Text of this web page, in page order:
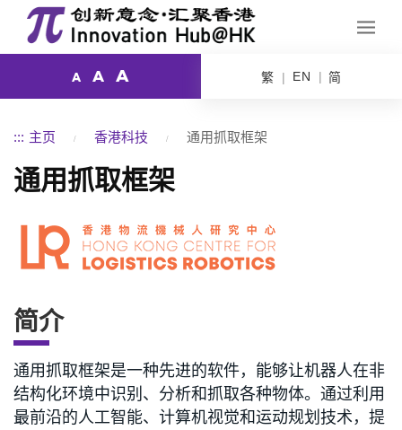
A A A 繁 EN 简
::: 主页 香港科技 通用抓取框架
通用抓取框架
简介
通用抓取框架是一种先进的软件，能够让机器人在非
结构化环境中识别、分析和抓取各种物体。通过利用
最前沿的人工智能、计算机视觉和运动规划技术，提